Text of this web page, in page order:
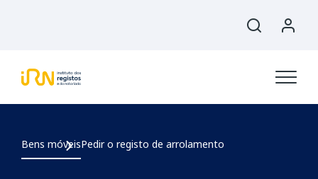
Bens móveisPedir o registo de arrolamento